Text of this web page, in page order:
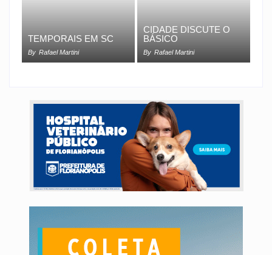
TEMPORAIS EM SC
By Rafael Martini
CIDADE DISCUTE O
BÁSICO
By Rafael Martini